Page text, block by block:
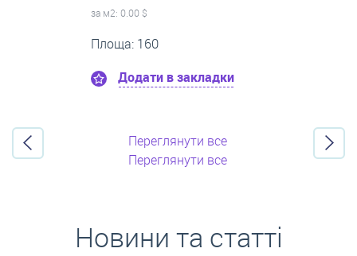
за м2: 0.00 $
Поверх:8
Переглянути все
Переглянути все
Новини та статті